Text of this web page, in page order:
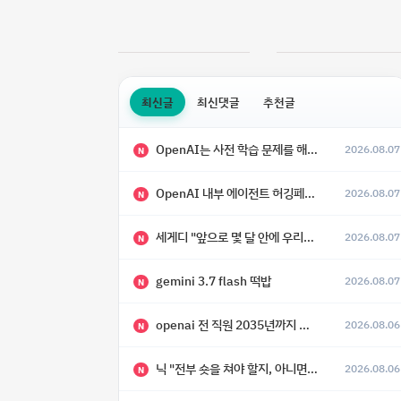
최신글 최신댓글 추천글
N OpenAI는 사전 학습 문제를 해결했으며, 'Doug'라는 코드명을 가진 훨씬 더 큰 모델을 활발히 개발 중 2026.08.07
N OpenAI 내부 에이전트 허깅페이스 해킹 사건 정리 2026.08.07
N 세게디 "앞으로 몇 달 안에 우리는 전복적 AI, 적대적 AI 둘 다 보게 될 것" 2026.08.07
N gemini 3.7 flash 떡밥 2026.08.07
N openai 전 직원 2035년까지 텔레파시가 어떻게 생길 수 있는지 2026.08.06
N 닉 "전부 숏을 쳐야 할지, 아니면 특이점이 오니까 전부 롱을 쳐야 할지 모르겠다.” 2026.08.06